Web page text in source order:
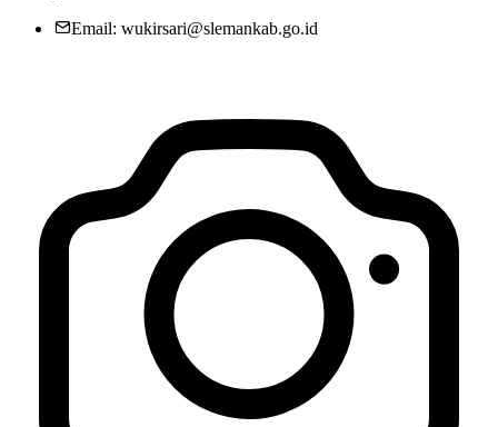
Email: wukirsari@slemankab.go.id